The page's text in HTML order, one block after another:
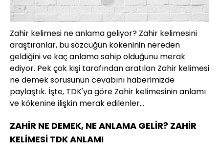
Zahir kelimesi ne anlama geliyor? Zahir kelimesini
araştıranlar, bu sözcüğün kökeninin nereden
geldiğini ve kaç anlama sahip olduğunu merak
ediyor. Pek çok kişi tarafından aratılan Zahir kelimesi
ne demek sorusunun cevabını haberimizde
paylaştık. İşte, TDK'ya göre Zahir kelimesinin anlamı
ve kökenine ilişkin merak edilenler...
ZAHİR NE DEMEK, NE ANLAMA GELİR? ZAHİR
KELİMESİ TDK ANLAMI